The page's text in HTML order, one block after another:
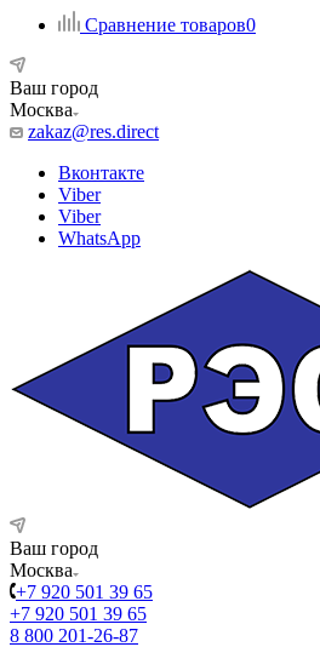
Сравнение товаров0
Ваш город
Москва
zakaz@res.direct
Вконтакте
Viber
Viber
WhatsApp
Ваш город
Москва
+7 920 501 39 65
+7 920 501 39 65
8 800 201-26-87